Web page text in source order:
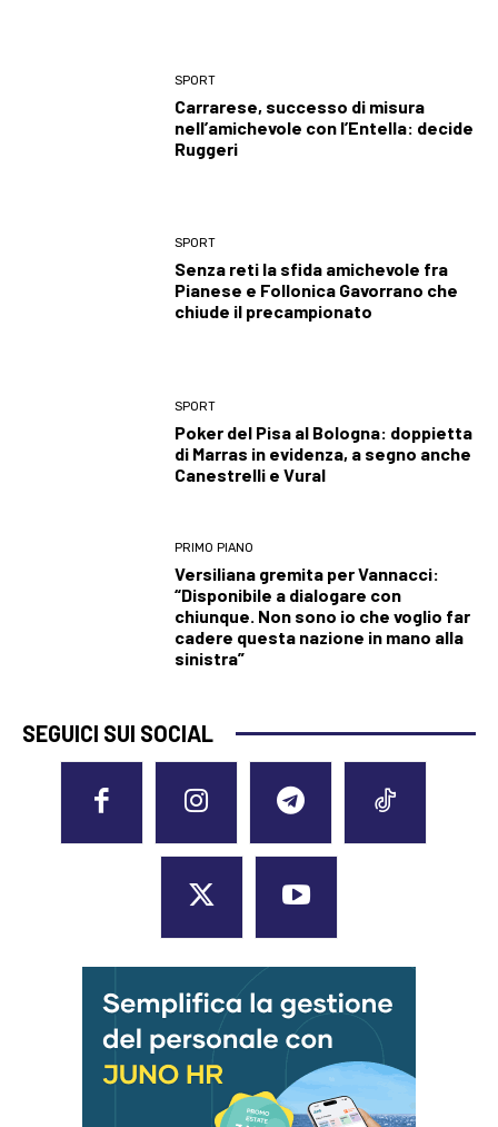
SPORT
Carrarese, successo di misura
nell’amichevole con l’Entella: decide
Ruggeri
SPORT
Senza reti la sfida amichevole fra
Pianese e Follonica Gavorrano che
chiude il precampionato
SPORT
Poker del Pisa al Bologna: doppietta
di Marras in evidenza, a segno anche
Canestrelli e Vural
PRIMO PIANO
Versiliana gremita per Vannacci:
“Disponibile a dialogare con
chiunque. Non sono io che voglio far
cadere questa nazione in mano alla
sinistra”
SEGUICI SUI SOCIAL